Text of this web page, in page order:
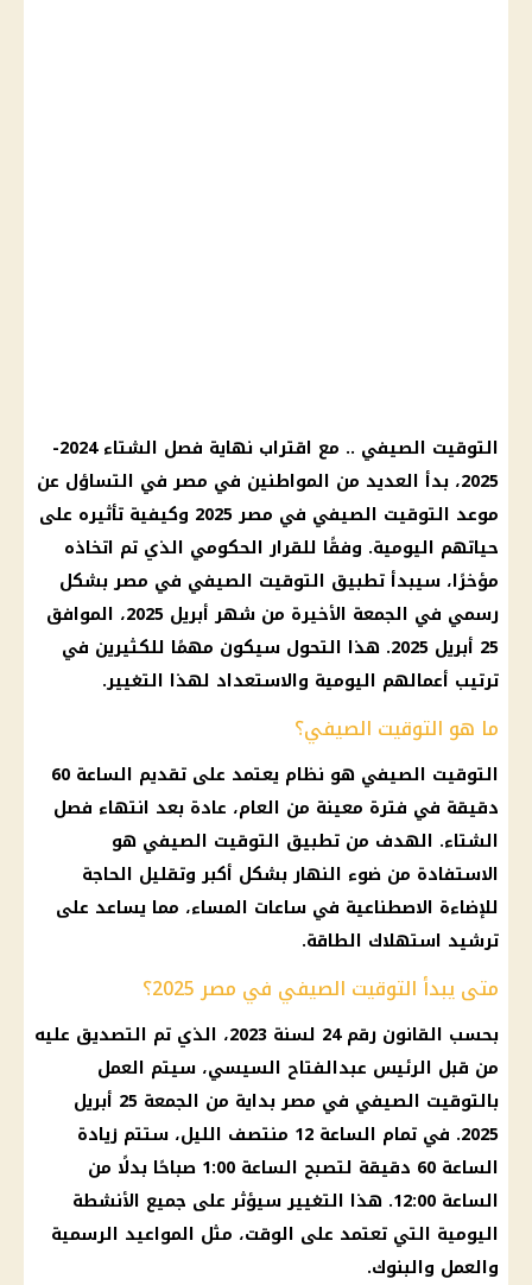
التوقيت الصيفي .. مع اقتراب نهاية فصل الشتاء 2024-
2025، بدأ العديد من المواطنين في مصر في التساؤل عن
موعد التوقيت الصيفي في مصر 2025 وكيفية تأثيره على
حياتهم اليومية. وفقًا للقرار الحكومي الذي تم اتخاذه
مؤخرًا، سيبدأ تطبيق التوقيت الصيفي في مصر بشكل
رسمي في الجمعة الأخيرة من شهر أبريل 2025، الموافق
25 أبريل 2025. هذا التحول سيكون مهمًا للكثيرين في
ترتيب أعمالهم اليومية والاستعداد لهذا التغيير.
ما هو التوقيت الصيفي؟
التوقيت الصيفي هو نظام يعتمد على تقديم الساعة 60
دقيقة في فترة معينة من العام، عادة بعد انتهاء فصل
الشتاء. الهدف من تطبيق التوقيت الصيفي هو
الاستفادة من ضوء النهار بشكل أكبر وتقليل الحاجة
للإضاءة الاصطناعية في ساعات المساء، مما يساعد على
ترشيد استهلاك الطاقة.
متى يبدأ التوقيت الصيفي في مصر 2025؟
بحسب القانون رقم 24 لسنة 2023، الذي تم التصديق عليه
من قبل الرئيس عبدالفتاح السيسي، سيتم العمل
بالتوقيت الصيفي في مصر بداية من الجمعة 25 أبريل
2025. في تمام
الساعة
الساعة
الساعة
1:00 صباحًا بدلًا من
الساعة 12:00. هذا التغيير سيؤثر على جميع الأنشطة
اليومية التي تعتمد على الوقت، مثل المواعيد الرسمية
والعمل والبنوك.